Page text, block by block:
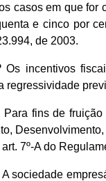
casos em que for
e cinco por
de 2003.
Os incentivos
regressividade
Para fins de
7º-A do
A sociedade